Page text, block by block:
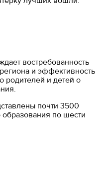
востребованность
и эффективность
и детей о
почти 3500
по шести